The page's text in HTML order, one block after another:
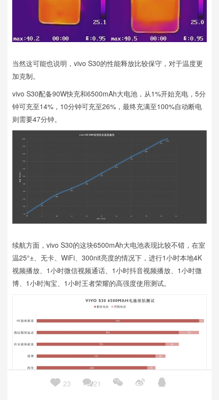
当然这可能也说明，vivo S30的性能释放比较保守，对于温度更
加克制。
vivo S30配备90W快充和6500mAh大电池，从1%开始充电，5分
钟可充至14%，10分钟可充至26%，最终充满至100%自动断电
则需要47分钟。
续航方面，vivo S30的这块6500mAh大电池表现比较不错，在室
温25°±、无卡、WiFi、300nit亮度的情况下，进行1小时本地4K
视频播放、1小时微信视频通话、1小时抖音视频播放、1小时微
博、1小时淘宝、1小时王者荣耀的高强度使用测试。
 23 21   